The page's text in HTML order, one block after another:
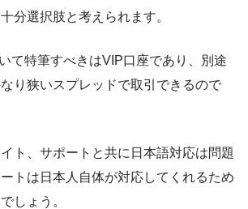
分選択肢と考えられます。
て特筆すべきはVIP口座であり、別途
り狭いスプレッドで取引できるので
ト、サポートと共に日本語対応は問題
トは日本人自体が対応してくれるため
しょう。